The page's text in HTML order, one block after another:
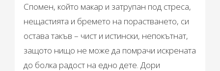
Спомен, който макар и затрупан под стреса,
нещастията и бремето на порастването, си
остава такъв – чист и истински, непокътнат,
защото нищо не може да помрачи искрената
до болка радост на едно дете. Дори